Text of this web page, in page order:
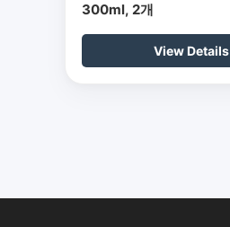
300ml, 2개
View Details